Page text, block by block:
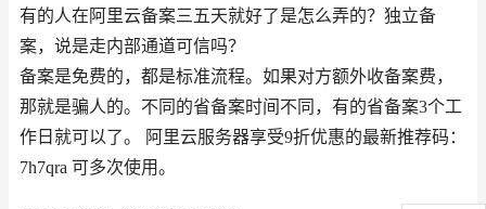
有的人在阿里云备案三五天就好了是怎么弄的？独立备
案，说是走内部通道可信吗？
备案是免费的，都是标准流程。如果对方额外收备案费，
那就是骗人的。不同的省备案时间不同，有的省备案3个工
作日就可以了。 阿里云服务器享受9折优惠的最新推荐码：
7h7qra 可多次使用。